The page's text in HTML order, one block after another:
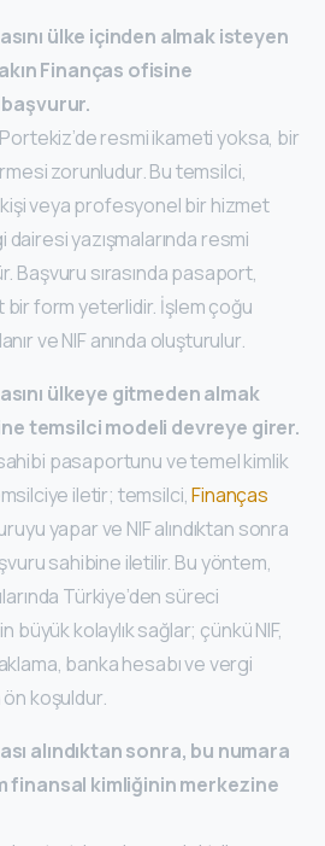
ülke içinden almak isteyen
Finanças ofisine
resmi ikameti yoksa, bir
zorunludur. Bu temsilci,
veya profesyonel bir hizmet
dairesi yazışmalarında resmi
Başvuru sırasında pasaport,
form yeterlidir. İşlem çoğu
ve NIF anında oluşturulur.
ülkeye gitmeden almak
temsilci modeli devreye girer.
pasaportunu ve temel kimlik
iletir; temsilci,Finanças
yapar ve NIF alındıktan sonra
sahibine iletilir. Bu yöntem,
Türkiye’den süreci
kolaylık sağlar; çünkü NIF,
banka hesabı ve vergi
ön koşuldur.
alındıktan sonra, bu numara
finansal kimliğinin merkezine